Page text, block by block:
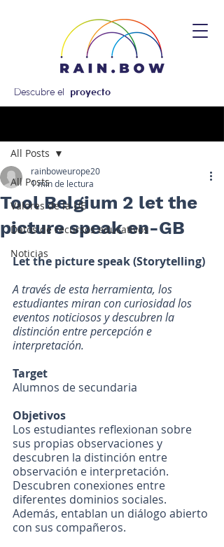
Descubre el proyecto
All Posts
Valores de la UE
Datos de recursos educativos
Noticias
All Posts
Tool Belgium 2 let the
picture speak en-GB
rainboweurope20
1 min de lectura
Let the picture speak (Storytelling)
A través de esta herramienta, los
estudiantes miran con curiosidad los
eventos noticiosos y descubren la
distinción entre percepción e
interpretación.
Target
Alumnos de secundaria
Objetivos
Los estudiantes reflexionan sobre
sus propias observaciones y
descubren la distinción entre
observación e interpretación.
Descubren conexiones entre
diferentes dominios sociales.
Además, entablan un diálogo abierto
con sus compañeros.